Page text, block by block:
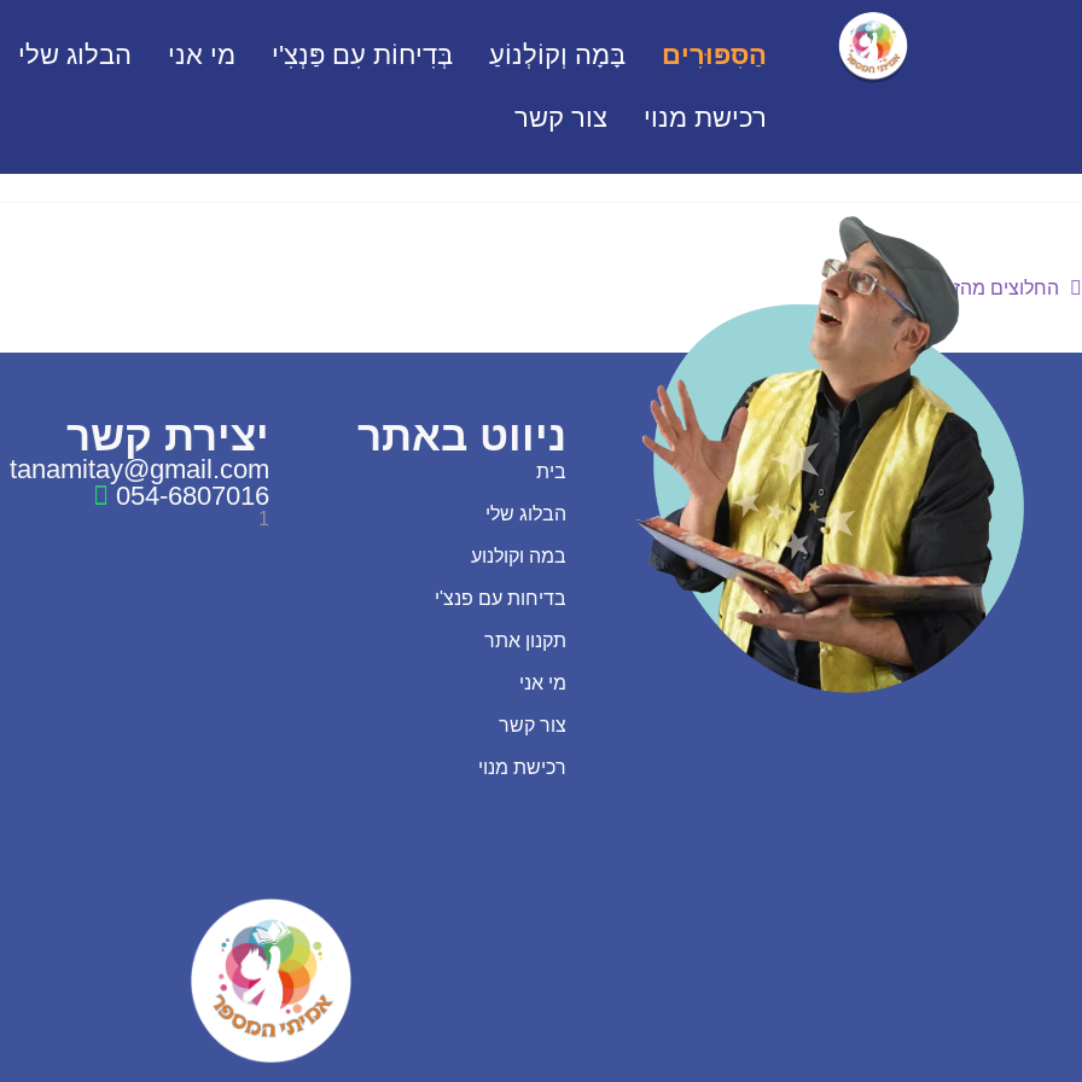
הַסִּפּוּרִים בָּמָה וְקוֹלְנוֹעַ בְּדִיחוֹת עִם פַּנְצִ'י מי אני הבלוג שלי
רכישת מנוי צור קשר
החלוצים מהזורעים
ניווט באתר
בית
הבלוג שלי
במה וקולנוע
בדיחות עם פנצ'י
תקנון אתר
מי אני
צור קשר
רכישת מנוי
יצירת קשר
tanamitay@gmail.com
054-6807016
1